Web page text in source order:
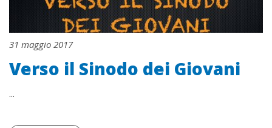
31 maggio 2017
Verso il Sinodo dei Giovani
...